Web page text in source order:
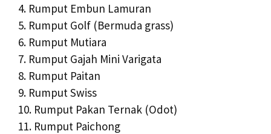
4. Rumput Embun Lamuran
5. Rumput Golf (Bermuda grass)
6. Rumput Mutiara
7. Rumput Gajah Mini Varigata
8. Rumput Paitan
9. Rumput Swiss
10. Rumput Pakan Ternak (Odot)
11. Rumput Paichong